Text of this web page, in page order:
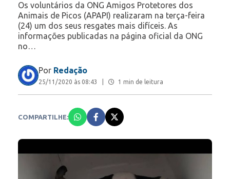
Os voluntários da ONG Amigos Protetores dos
Animais de Picos (APAPI) realizaram na terça-feira
(24) um dos seus resgates mais difíceis. As
informações publicadas na página oficial da ONG
no…
Por Redação
25/11/2020 às 08:43 1 min de leitura
COMPARTILHE: